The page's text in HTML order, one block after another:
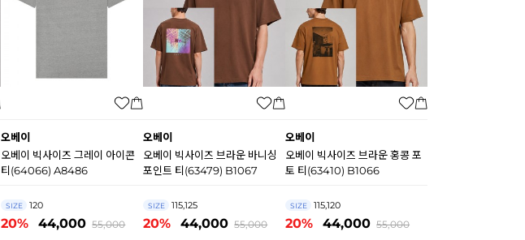
오베이
오베이 빅사이즈 그레이 아이콘
티(64066) A8486
SIZE 120
20% 44,000 55,000
오베이
오베이 빅사이즈 브라운 바니싱
포인트 티(63479) B1067
SIZE 115,125
20% 44,000 55,000
오베이
오베이 빅사이즈 브라운 홍콩 포
토 티(63410) B1066
SIZE 115,120
20% 44,000 55,000